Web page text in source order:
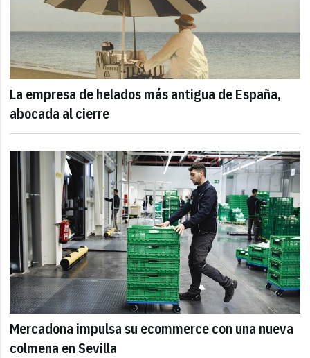
La empresa de helados más antigua de España,
abocada al cierre
Mercadona impulsa su ecommerce con una nueva
colmena en Sevilla